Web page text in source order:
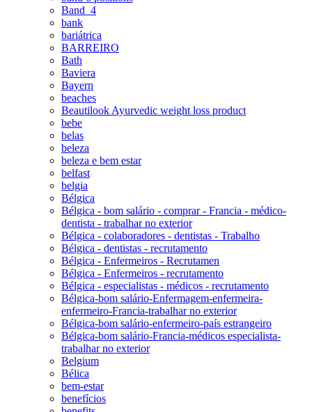
Band_4
bank
bariátrica
BARREIRO
Bath
Baviera
Bayern
beaches
Beautilook Ayurvedic weight loss product
bebe
belas
beleza
beleza e bem estar
belfast
belgia
Bélgica
Bélgica - bom salário - comprar - Francia - médico-
dentista - trabalhar no exterior
Bélgica - colaboradores - dentistas - Trabalho
Bélgica - dentistas - recrutamento
Bélgica - Enfermeiros - Recrutamen
Bélgica - Enfermeiros - recrutamento
Bélgica - especialistas - médicos - recrutamento
Bélgica-bom salário-Enfermagem-enfermeira-
enfermeiro-Francia-trabalhar no exterior
Bélgica-bom salário-enfermeiro-país estrangeiro
Bélgica-bom salário-Francia-médicos especialista-
trabalhar no exterior
Belgium
Bélica
bem-estar
benefícios